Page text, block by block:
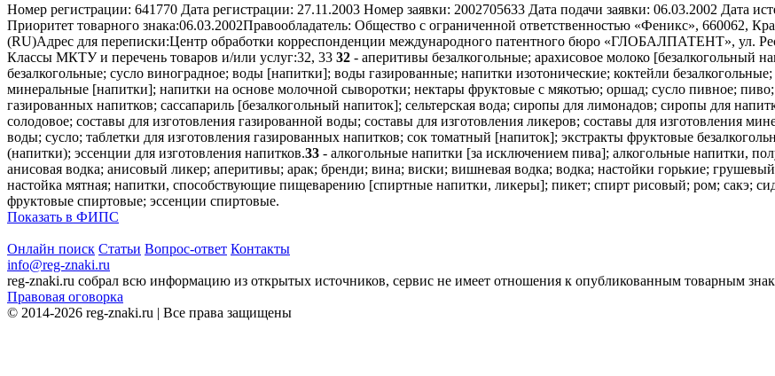
Номер регистрации: 641770 Дата регистрации: 27.11.2003 Номер заявки: 2002705633 Дата подачи заявки: 06.03.2002 Дата
Приоритет товарного знака:06.03.2002Правообладатель: Общество с ограниченной ответственностью «Феникс», 660062,
(RU)Адрес для переписки:Центр обработки корреспонденции международного патентного бюро «ГЛОБАЛПАТЕНТ», ул.
Классы МКТУ и перечень товаров и/или услуг:32, 33 32 - аперитивы безалкогольные; арахисовое молоко [безалкогольный
безалкогольные; сусло виноградное; воды [напитки]; воды газированные; напитки изотонические; коктейли
минеральные [напитки]; напитки на основе молочной сыворотки; нектары фруктовые с мякотью; оршад; сусло пивное;
газированных напитков; сассапариль [безалкогольный напиток]; сельтерская вода; сиропы для лимонадов; сиропы для
солодовое; составы для изготовления газированной воды; составы для изготовления ликеров; составы для изготовления
воды; сусло; таблетки для изготовления газированных напитков; сок томатный [напиток]; экстракты фруктовые
(напитки); эссенции для изготовления напитков.33 - алкогольные напитки [за исключением пива]; алкогольные напитки,
анисовая водка; анисовый ликер; аперитивы; арак; бренди; вина; виски; вишневая водка; водка; настойки горькие;
настойка мятная; напитки, способствующие пищеварению [спиртные напитки, ликеры]; пикет; спирт рисовый; ром; сакэ;
фруктовые спиртовые; эссенции спиртовые.
Показать в ФИПС
Онлайн поиск Статьи Вопрос-ответ Контакты
info@reg-znaki.ru
reg-znaki.ru собрал всю информацию из открытых источников, сервис не имеет отношения к опубликованным товарным
Правовая оговорка
© 2014-2026 reg-znaki.ru | Все права защищены